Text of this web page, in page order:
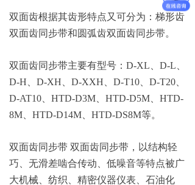
双面齿根据其齿形特点又可分为：梯形齿
双面齿同步带和圆弧齿双面齿同步带。
双面齿同步带主要有型号 ： D-XL D-L
D-H D-XH D-XXH D-T10 D-T20
D-AT10 HTD-D3M HTD-D5M
HTD-
8M HTD-D14M HTD-DS8M等。
双面齿同步带 双面齿同步带，以结构轻
巧、无滑差啮合传动、低噪音等特点被广
大机械、纺织、精密仪器仪表、石油化